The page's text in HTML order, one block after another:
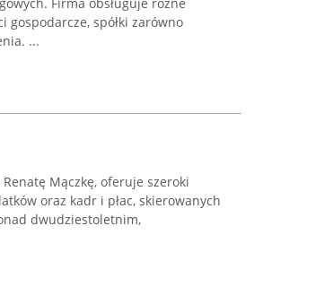
gospodarcze, spółki zarówno
...
Mączkę, oferuje szeroki
oraz kadr i płac, skierowanych
dwudziestoletnim,